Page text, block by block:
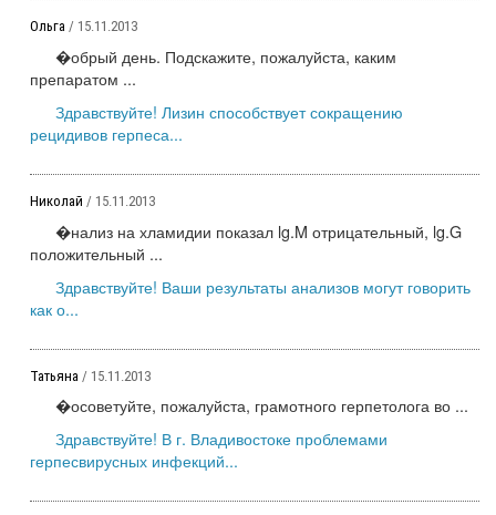
Ольга / 15.11.2013
�обрый день. Подскажите, пожалуйста, каким
препаратом ...
Здравствуйте! Лизин способствует сокращению
рецидивов герпеса...
Николай / 15.11.2013
�нализ на хламидии показал lg.M отрицательный, lg.G
положительный ...
Здравствуйте! Ваши результаты анализов могут говорить
как о...
Татьяна / 15.11.2013
�осоветуйте, пожалуйста, грамотного герпетолога во ...
Здравствуйте! В г. Владивостоке проблемами
герпесвирусных инфекций...